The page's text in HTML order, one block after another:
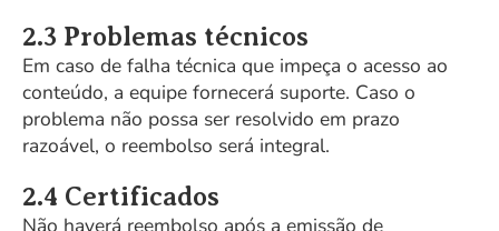
2.3 Problemas técnicos
Em caso de falha técnica que impeça o acesso ao
conteúdo, a equipe fornecerá suporte. Caso o
problema não possa ser resolvido em prazo
razoável, o reembolso será integral.
2.4 Certificados
Não haverá reembolso após a emissão de